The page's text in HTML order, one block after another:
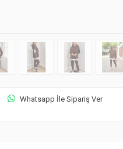
Whatsapp İle Sipariş Ver